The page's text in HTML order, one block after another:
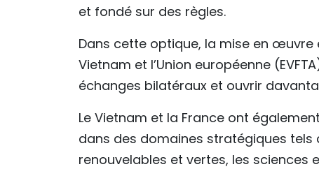
et fondé sur des règles.
Dans cette optique, la mise en
Vietnam et l’Union européenne
échanges bilatéraux et ouvrir
Le Vietnam et la France ont
dans des domaines stratégiques
renouvelables et vertes, les sciences